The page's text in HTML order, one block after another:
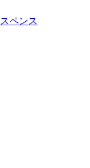
ペンス